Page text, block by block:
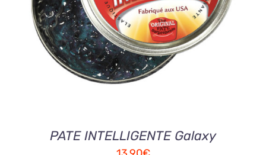
DETAILS
PATE INTELLIGENTE Galaxy